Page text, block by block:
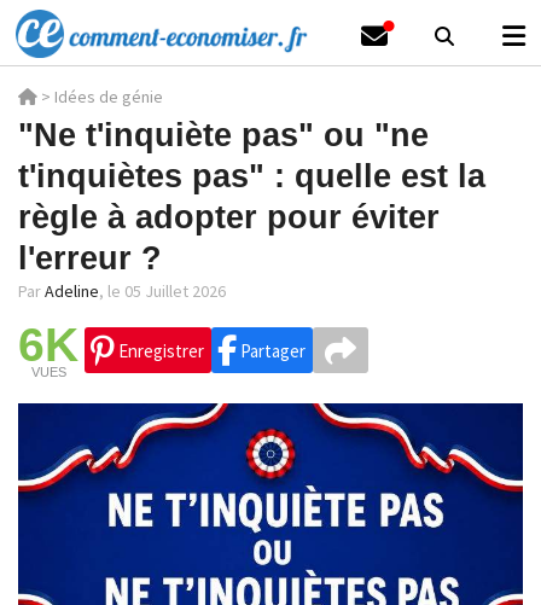
> Idées de génie
"Ne t'inquiète pas" ou "ne
t'inquiètes pas" : quelle est la
règle à adopter pour éviter
l'erreur ?
ParAdeline, le 05 Juillet 2026
6K
VUES
Enregistrer Partager